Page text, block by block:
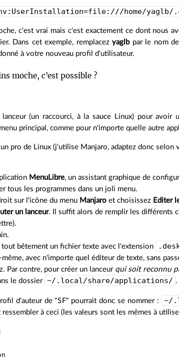
home/yaglb/
c'est vrai mais c'est exactement ce dont nous
Dans cet exemple, remplacezyaglbpar le nom
à votre nouveau profil d'utilisateur.
moche, c'est possible ?
(un raccourci, à la sauce Linux) pour
principal, comme pour n'importe quelle autre
pro de Linux (j'utilise Manjaro, adaptez donc
MenuLibre, un assistant graphique de
tous les programmes dans un joli menu.
sur l'icône du menu Manjaro et choisissez Editer
un lanceur. Il suffit alors de remplir les différents
tout bêtement un fichier texte avec l'extension
avec n'importe quel éditeur de texte, sans
Par contre, pour créer un lanceur qui soit reconnu
le dossier ~/.local/share/applications/ .
d'auteur de "SF" pourrait donc se nommer : ~/
à ceci (les valeurs sont les mêmes à